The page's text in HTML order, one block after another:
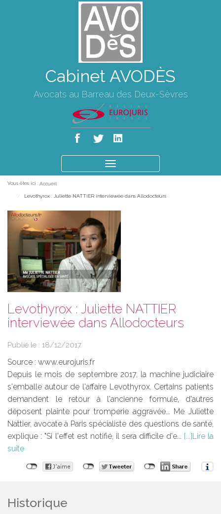
Cabinet AVODÈS
Avocats au Barreau des Deux-Sèvres
le
Vous êtes ici : Accueil
Levothyrox : Juliette NATTIER interviewée dans Allodocteurs
Levothyrox : Juliette NATTIER
interviewée dans Allodocteurs
Publié le : 18/12/2017
Source : www.eurojuris.fr
Depuis le mois de septembre 2017, la machine judiciaire
s'emballe autour de l'affaire Levothyrox. Certains patients
demandent le retour à l'ancienne formule, d'autres
déposent plainte pour tromperie aggravée... Me Juliette
Nattier, avocate à Paris spécialiste des questions de santé,
explique : "Si l'effet est notifié, il sera difficile d'e...
Lire la
suite
Historique